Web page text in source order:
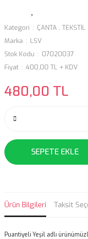
Kategori ÇANTA , TEKSTİL
Marka
LSV
Stok Kodu
07020037
Fiyat
400,00 TL + KDV
480,00 TL
SEPETE EKLE
Ürün Bilgileri Taksit
Puantiyeli Yeşil adlı